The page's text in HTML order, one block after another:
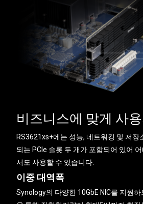
비즈니스에 맞게 사
RS3621xs+에는 성능, 네트워킹 및 저장
되는 PCIe 슬롯 두 개가 포함되어 있어
서도 사용할 수 있습니다.
이중 대역폭
Synology의 다양한 10GbE NIC를 지원